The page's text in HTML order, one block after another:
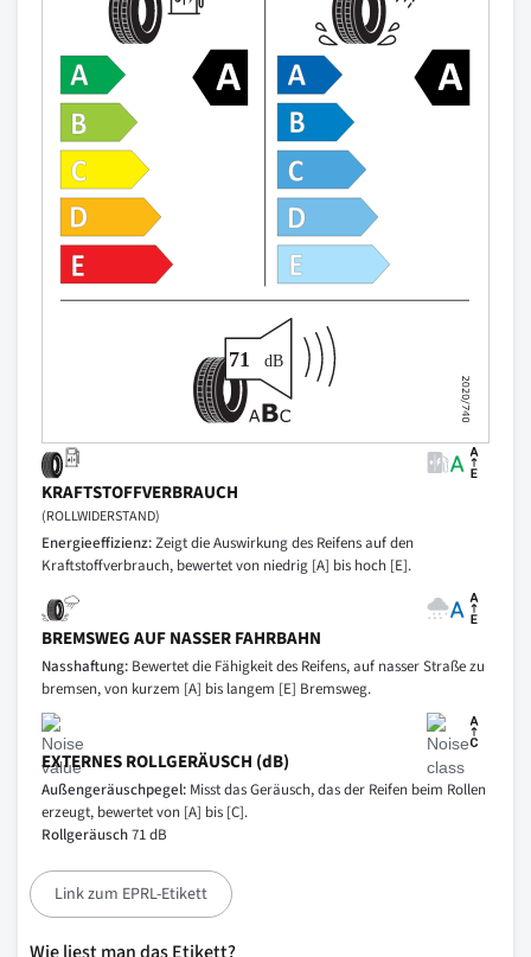
KRAFTSTOFFVERBRAUCH
(ROLLWIDERSTAND)
Energieeffizienz:Zeigt die Auswirkung des Reifens auf den
Kraftstoffverbrauch, bewertet von niedrig [A] bis hoch [E].
BREMSWEG AUF NASSER FAHRBAHN
Nasshaftung: Bewertet die Fähigkeit des Reifens, auf nasser Straße zu
bremsen, von kurzem [A] bis langem [E] Bremsweg.
EXTERNES ROLLGERÄUSCH (dB)
Außengeräuschpegel: Misst das Geräusch, das der Reifen beim Rollen
erzeugt, bewertet von [A] bis [C].
Rollgeräusch71 dB
Link zum EPRL-Etikett